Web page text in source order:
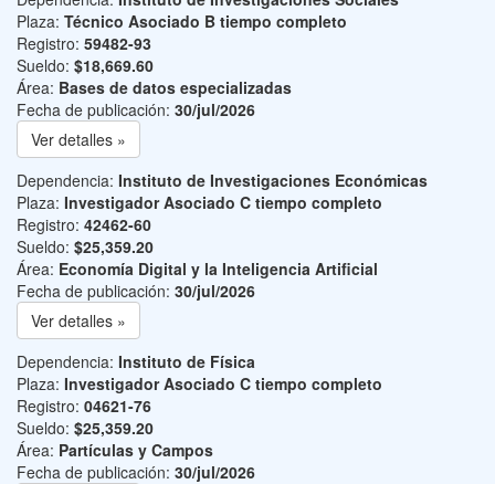
Plaza: Técnico Asociado B tiempo completo
Registro: 59482-93
Sueldo: $18,669.60
Área: Bases de datos especializadas
Fecha de publicación: 30/jul/2026
Ver detalles »
Dependencia: Instituto de Investigaciones Económicas
Plaza: Investigador Asociado C tiempo completo
Registro: 42462-60
Sueldo: $25,359.20
Área: Economía Digital y la Inteligencia Artificial
Fecha de publicación: 30/jul/2026
Ver detalles »
Dependencia: Instituto de Física
Plaza: Investigador Asociado C tiempo completo
Registro: 04621-76
Sueldo: $25,359.20
Área: Partículas y Campos
Fecha de publicación: 30/jul/2026